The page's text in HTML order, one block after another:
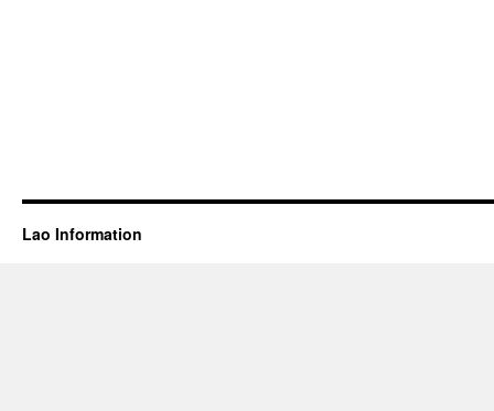
Lao Information